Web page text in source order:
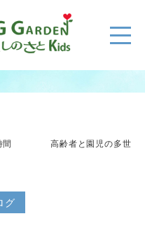
ログ
の時間 高齢者と園児の多世
グ